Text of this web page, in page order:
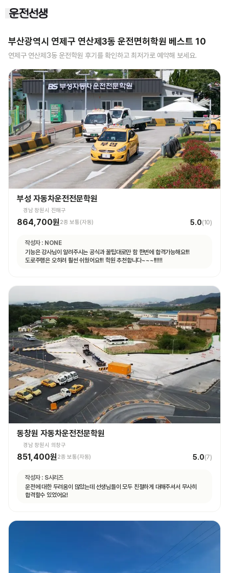
부산광역시 연제구 연산제3동 운전면허학원 베스트 10
연제구 연산제3동 운전학원 후기를 확인하고 최저가로 예약해 보세요.
부성 자동차운전전문학원
경남 창원시 진해구
864,700원2종 보통(자동) 5.0(10)
작성자 : NONE
기능은 강사님이 알려주시는 공식과 꿀팁대로만 함 한번에 합격가능해요!!!
도로주행은 오히려 훨씬 쉬웠어요!!! 학원 추천합니다~~~!!!!!!
동창원 자동차운전전문학원
경남 창원시 의창구
851,400원 2종 보통(자동) 5.0(7)
작성자 : S시리즈
운전에 대한 두려움이 많았는데 선생님들이 모두 친절하게 대해주셔서 무사히
합격할수 있었어요!